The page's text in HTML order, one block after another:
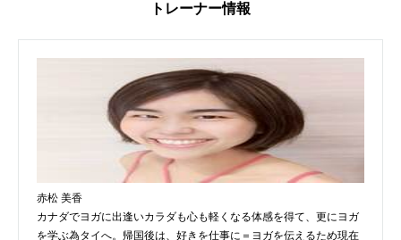
トレーナー情報
赤松 美香
カナダでヨガに出逢いカラダも心も軽くなる体感を得て、更にヨガ
を学ぶ為タイへ。帰国後は、好きを仕事に＝ヨガを伝えるため現在